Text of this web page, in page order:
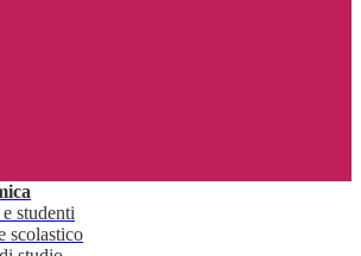
studenti
scolastico